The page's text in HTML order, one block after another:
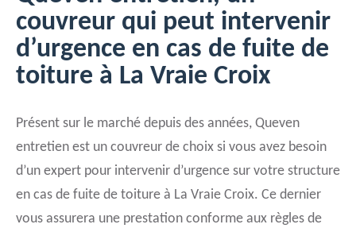
couvreur qui peut intervenir
d’urgence en cas de fuite de
toiture à La Vraie Croix
Présent sur le marché depuis des années, Queven
entretien est un couvreur de choix si vous avez besoin
d’un expert pour intervenir d’urgence sur votre structure
en cas de fuite de toiture à La Vraie Croix. Ce dernier
vous assurera une prestation conforme aux règles de